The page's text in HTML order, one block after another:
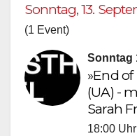
Sonntag, 13.
(1 Event)
Sonntag
»End
(UA) -
Sarah
18:00 Uhr